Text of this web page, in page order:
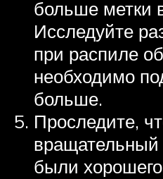
больше метки
Исследуйте
при распиле
необходимо
больше.
Проследите,
вращательный
были хорошего